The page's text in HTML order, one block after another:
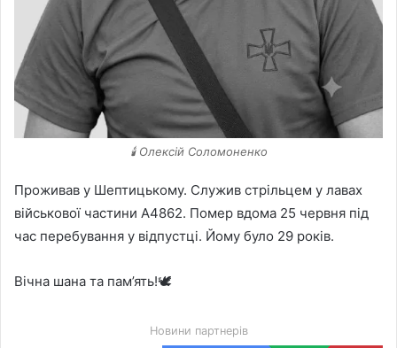
🕯️ Олексій Соломоненко
Проживав у Шептицькому. Служив стрільцем у лавах
військової частини А4862. Помер вдома 25 червня під
час перебування у відпустці. Йому було 29 років.
Вічна шана та пам’ять!🕊️
Новини партнерів